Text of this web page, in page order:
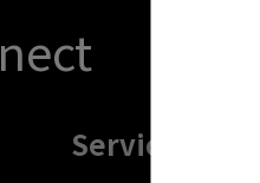
Services